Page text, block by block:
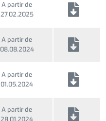
A partir de
27.02.2025
A partir de
08.08.2024
A partir de
01.05.2024
A partir de
28.01.2024